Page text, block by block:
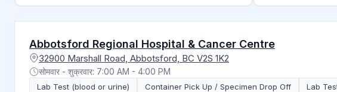
Abbotsford Regional Hospital & Cancer Centre
32900 Marshall Road, Abbotsford, BC V2S 1K2
सोमवार - शुक्रवार: 7:00 AM - 4:00 PM
Lab Test (blood or urine) Container Pick Up / Specimen Drop Off Lab